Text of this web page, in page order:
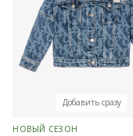
Добавить сразу
НОВЫЙ СЕЗОН